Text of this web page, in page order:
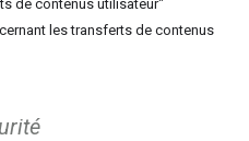
de contenus utilisateur"
les transferts de contenus